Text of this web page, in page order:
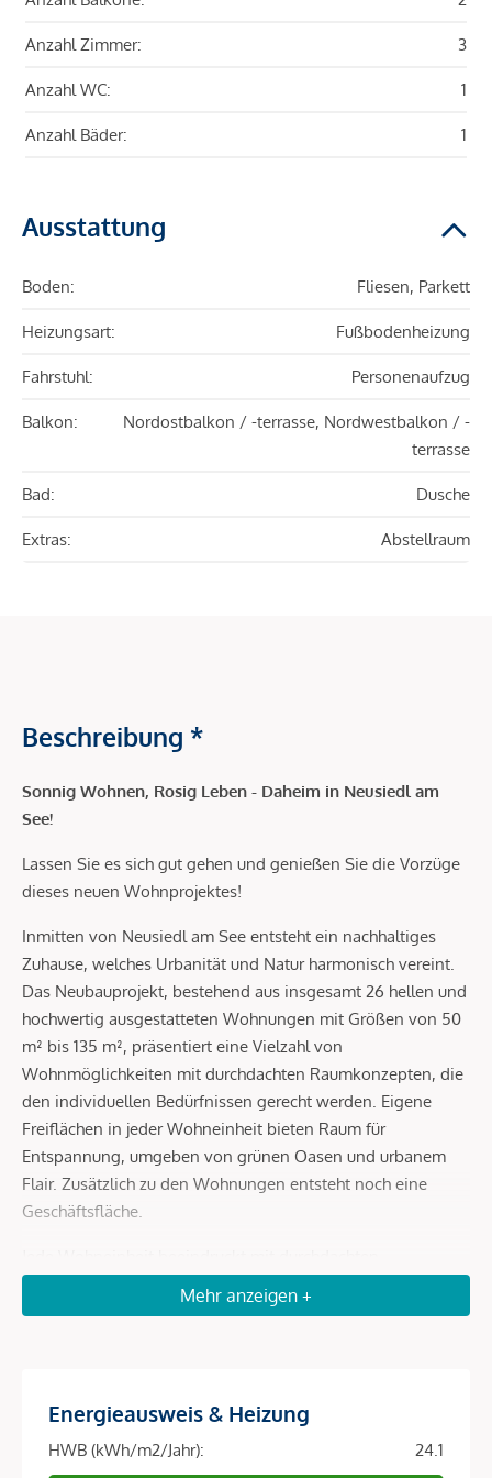
Anzahl Zimmer: 3
Anzahl WC: 1
Anzahl Bäder: 1
Ausstattung
Boden: Fliesen, Parkett
Heizungsart: Fußbodenheizung
Fahrstuhl: Personenaufzug
Balkon:
Nordostbalkon / -terrasse, Nordwestbalkon / -
terrasse
Bad: Dusche
Extras: Abstellraum
Beschreibung *
Sonnig Wohnen, Rosig Leben - Daheim in Neusiedl am
See!
Lassen Sie es sich gut gehen und genießen Sie die Vorzüge
dieses neuen Wohnprojektes!
Inmitten von Neusiedl am See entsteht ein nachhaltiges
Zuhause, welches Urbanität und Natur harmonisch vereint.
Das Neubauprojekt, bestehend aus insgesamt 26 hellen und
hochwertig ausgestatteten Wohnungen mit Größen von 50
m² bis 135 m², präsentiert eine Vielzahl von
Wohnmöglichkeiten mit durchdachten Raumkonzepten, die
den individuellen Bedürfnissen gerecht werden. Eigene
Freiflächen in jeder Wohneinheit bieten Raum für
Entspannung, umgeben von grünen Oasen und urbanem
Flair. Zusätzlich zu den Wohnungen entsteht noch eine
Geschäftsfläche.
Raumkonzepten, hochwertigen Ausstattungen und eigenen
Freiflächen, die Ruhe und Erholung inmitten grüner Oasen
Durch die Integration einer Photovoltaik-Anlage am Dach
Mehr anzeigen +
Energieausweis & Heizung
HWB (kWh/m2/Jahr):
24.1